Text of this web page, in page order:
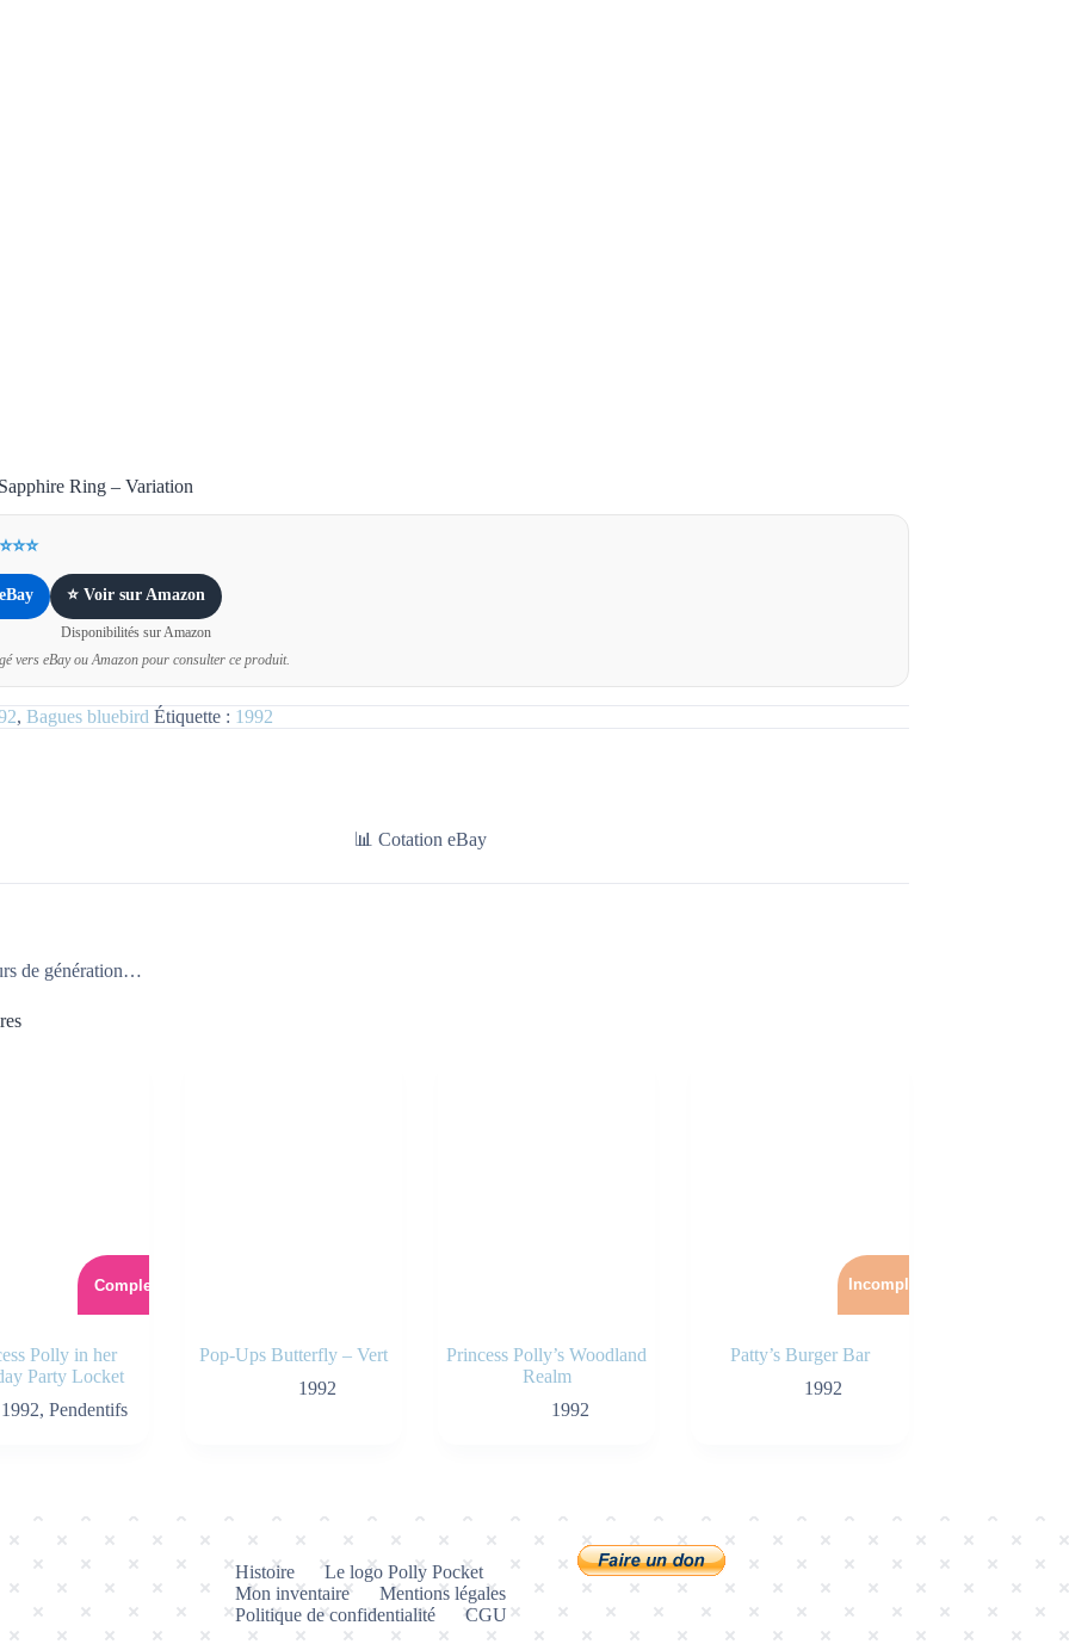
Ring – Variation
⭐ Voir sur Amazon
Disponibilités sur Amazon
vers eBay ou Amazon pour consulter ce produit.
, Bagues bluebird Étiquette : 1992
📊 Cotation eBay
de génération…
Complet
Polly in her
Party Locket
1992, Pendentifs
Pop-Ups Butterfly – Vert
1992
Princess Polly’s Woodland
Realm
1992
Incomplet
Patty’s Burger Bar
1992
Histoire
Le logo Polly Pocket
Mon inventaire
Mentions légales
Politique de confidentialité
CGU